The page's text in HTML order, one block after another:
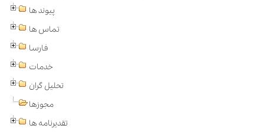
پیوند ها
تماس ها
فارسا
خدمات
تحلیل گران
مجوزها
تقدیرنامه ها